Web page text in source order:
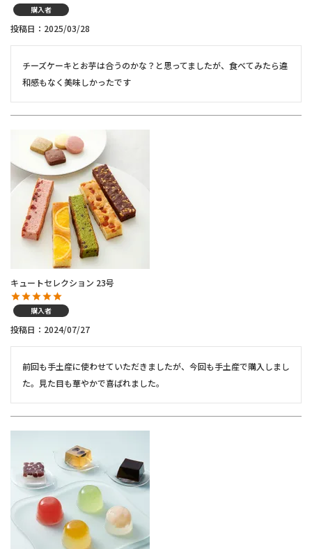
購入者
投稿日 2025/03/28
チーズケーキとお芋は合うのかな？と思ってましたが、食べてみたら違
和感もなく美味しかったです
キュートセレクション 23号
購入者
投稿日 2024/07/27
前回も手土産に使わせていただきましたが、今回も手土産で購入しまし
た。見た目も華やかで喜ばれました。